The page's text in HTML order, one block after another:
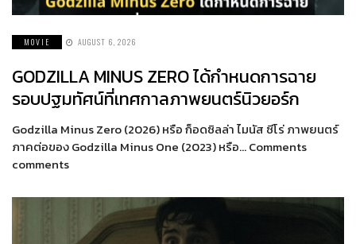
MOVIE AUGUST 6, 2026
GODZILLA MINUS ZERO ได้กำหนดการฉาย
รอบปฐมทัศน์ที่เทศกาลภาพยนตร์นิวยอร์ก
Godzilla Minus Zero (2026) หรือ ก็อดซิลล่า ไมนัส ซีโร่ ภาพยนตร์
ภาคต่อของ Godzilla Minus One (2023) หรือ… Comments
comments